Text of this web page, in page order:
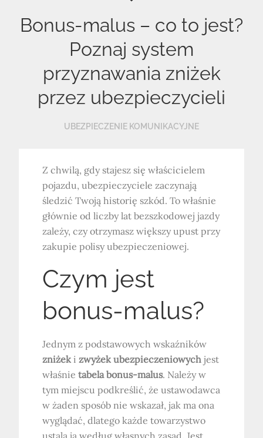
Bonus-malus – co to jest?
Poznaj system
przyznawania zniżek
przez ubezpieczycieli
UBEZPIECZENIE KOMUNIKACYJNE
Z chwilą, gdy stajesz się właścicielem
pojazdu, ubezpieczyciele zaczynają
śledzić Twoją historię szkód. To właśnie
głównie od liczby lat bezszkodowej jazdy
zależy, czy otrzymasz większy upust przy
zakupie polisy ubezpieczeniowej.
Czym jest
bonus-malus?
Jednym z podstawowych wskaźników
zniżeki zwyżek ubezpieczeniowychjest
właśnietabela bonus-malus. Należy w
tym miejscu podkreślić, że ustawodawca
w żaden sposób nie wskazał, jak ma ona
wyglądać, dlatego każde towarzystwo
ustala ją według własnych zasad. Jest